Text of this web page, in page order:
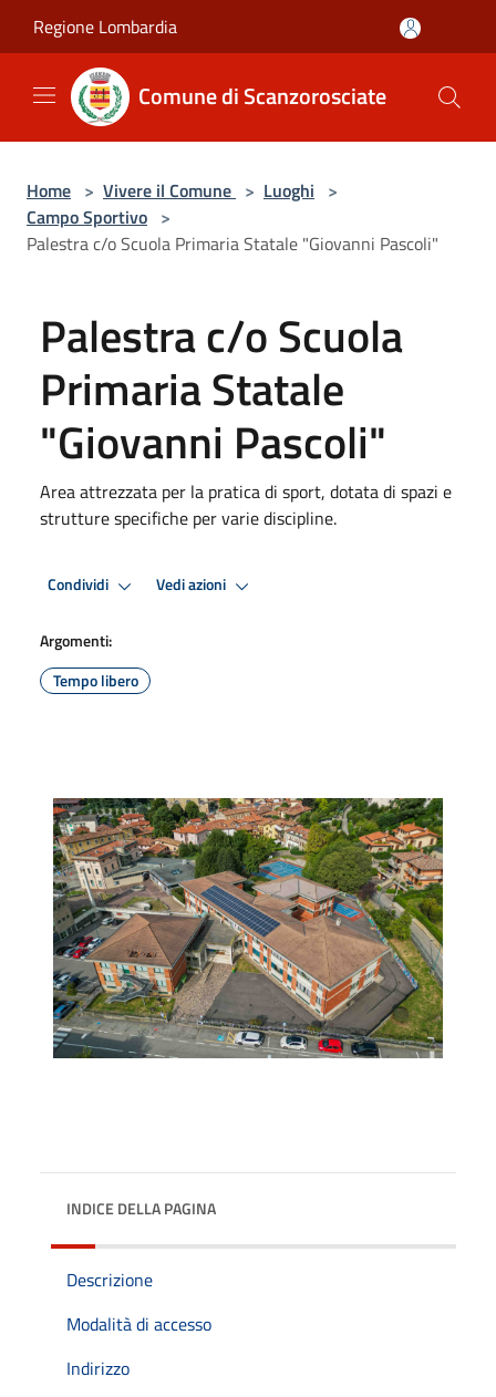
Regione Lombardia
Comune di Scanzorosciate
Home > Vivere il Comune > Luoghi >
Campo Sportivo >
Palestra c/o Scuola Primaria Statale "Giovanni Pascoli"
Palestra c/o Scuola
Primaria Statale
"Giovanni Pascoli"
Area attrezzata per la pratica di sport, dotata di spazi e
strutture specifiche per varie discipline.
Condividi Vedi azioni
Argomenti:
Tempo libero
INDICE DELLA PAGINA
Descrizione
Modalità di accesso
Indirizzo